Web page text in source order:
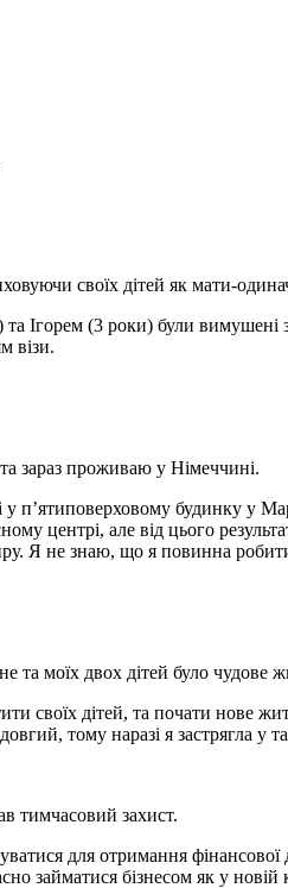
своїх дітей як мати-
Ігорем (3 роки) були
візи.
зараз проживаю у Німеччині.
будинку у
центрі, але від цього
Я не знаю, що я повинна
та моїх двох дітей було чудове
своїх дітей, та почати нове
тому наразі я застрягла у
тимчасовий захист.
для отримання
займатися бізнесом як у новій